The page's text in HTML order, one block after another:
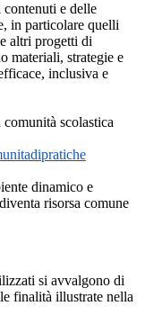
e delle
in particolare quelli
altri progetti di
materiali, strategie e
inclusiva e
scolastica
dinamico e
risorsa comune
si avvalgono di
finalità illustrate nella